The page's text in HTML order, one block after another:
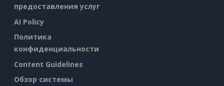
предоставления услуг
AI Policy
Политика
конфиденциальности
Content Guidelines
Обзор системы